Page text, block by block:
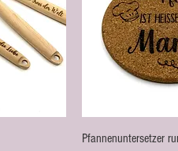
Pfannenuntersetzer